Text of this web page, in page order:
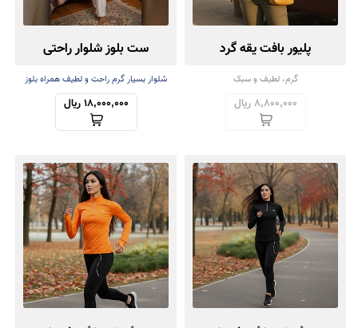
پلیور بافت یقه گرد
گرم، لطیف و سبک
8,800,000 ریال
ست بلوز شلوار راحتی
شلوار بسیار گرم راحت و لطیف همراه بلوز
سبک
18,000,000 ریال